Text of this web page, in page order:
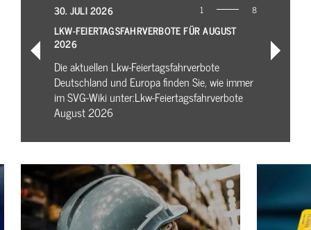
30. JULI 2026 1 8
LKW-FEIERTAGSFAHRVERBOTE FÜR AUGUST
2026
Die aktuellen Lkw-Feiertagsfahrverbote
Deutschland und Europa finden Sie, wie immer
im SVG-Wiki unter:Lkw-Feiertagsfahrverbote
August 2026